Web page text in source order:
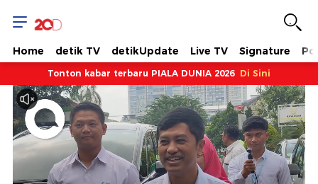
Home detik TV detikUpdate Live TV Signature
Tonton kabar terbaru PIALA DUNIA 2026 Di Sini